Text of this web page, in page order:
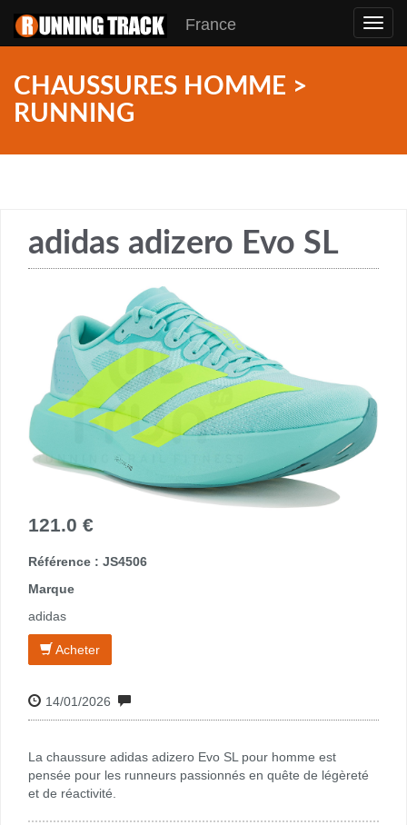
France
CHAUSSURES HOMME >
RUNNING
adidas adizero Evo SL
121.0 €
Référence : JS4506
Marque
adidas
Acheter
14/01/2026
La chaussure adidas adizero Evo SL pour homme est
pensée pour les runneurs passionnés en quête de légèreté
et de réactivité.